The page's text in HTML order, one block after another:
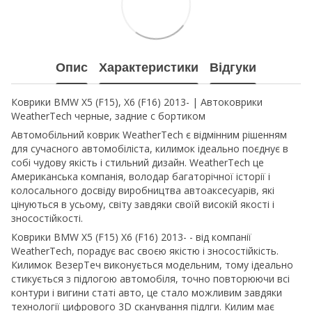
Опис Характеристики Відгуки
Коврики BMW X5 (F15), X6 (F16) 2013- | Автоковрики
WeatherTech черные, задние с бортиком
Автомобільний коврик WeatherTech є відмінним рішенням
для сучасного автомобіліста, килимок ідеально поєднує в
собі чудову якість і стильний дизайн. WeatherTech це
Американська компанія, володар багаторічної історії і
колосального досвіду виробництва автоаксесуарів, які
цінуються в усьому, світу завдяки своїй високій якості і
зносостійкості.
Коврики BMW X5 (F15) X6 (F16) 2013- - від компанії
WeatherTech, порадує вас своєю якістю і зносостійкість.
Килимок ВезерТеч виконується модельним, тому ідеально
стикується з підлогою автомобіля, точно повторюючи всі
контури і вигини статі авто, це стало можливим завдяки
технології цифрового 3D сканування підлги. Килим має